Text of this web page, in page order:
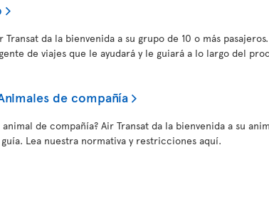
Transat da la bienvenida a su grupo de 10 o más
de viajes que le ayudará y le guiará a lo largo del
de compañía
animal de compañía? Air Transat da la bienvenida a su
Lea nuestra normativa y restricciones aquí.